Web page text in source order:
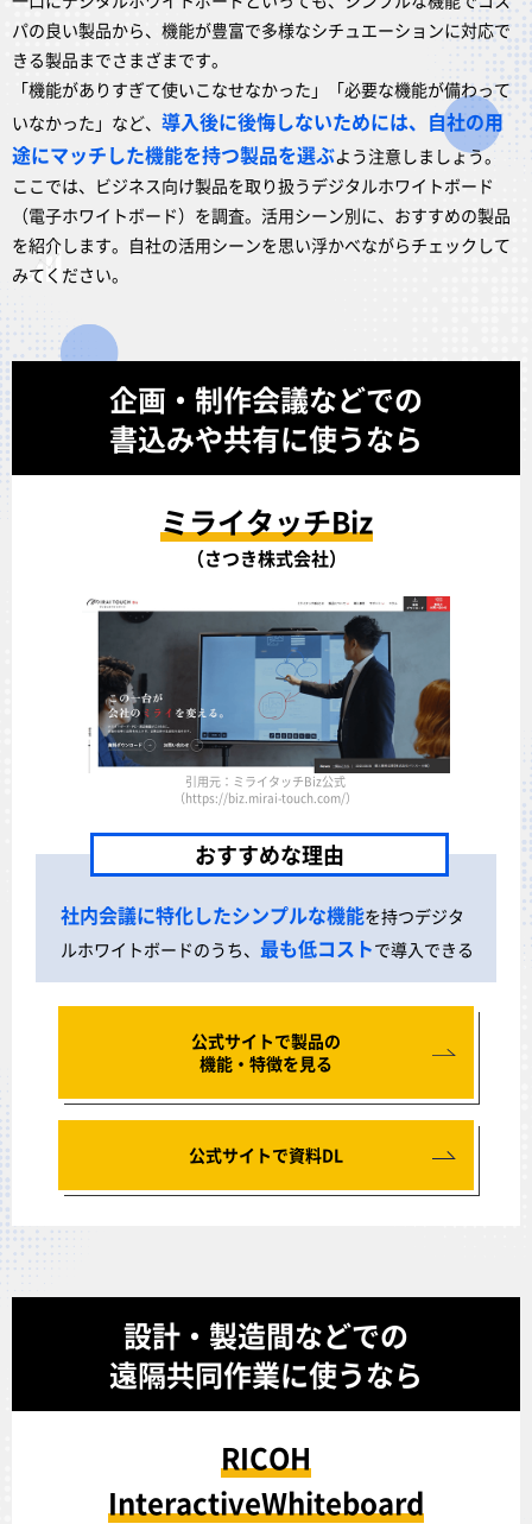
パの良い製品から、機能が豊富で多様なシチュエーションに対応で
きる製品までさまざまです。
「機能がありすぎて使いこなせなかった」「必要な機能が備わって
いなかった」など、 導入後に後悔しないためには、自社の用
途にマッチした機能を持つ製品を選ぶよう注意しましょう。
ここでは、ビジネス向け製品を取り扱うデジタルホワイトボード
（電子ホワイトボード）を調査。活用シーン別に、おすすめの製品
を紹介します。自社の活用シーンを思い浮かべながらチェックして
みてください。
企画・制作会議などでの
書込みや共有に使うなら
ミライタッチBiz
（さつき株式会社）
引用元：ミライタッチBiz公式
（https://biz.mirai-touch.com/）
おすすめな理由
社内会議に特化したシンプルな機能を持つデジタ
ルホワイトボードのうち、 最も低コストで導入できる
公式サイトで製品の
機能・特徴を見る
公式サイトで資料DL
設計・製造間などでの
遠隔共同作業に使うなら
RICOH
InteractiveWhiteboard